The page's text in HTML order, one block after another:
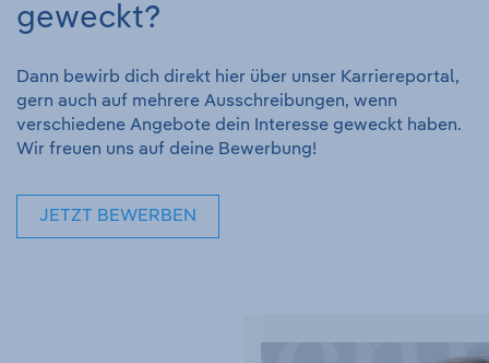
geweckt?
Dann bewirb dich direkt hier über unser Karriereportal,
gern auch auf mehrere Ausschreibungen, wenn
verschiedene Angebote dein Interesse geweckt haben.
Wir freuen uns auf deine Bewerbung!
JETZT BEWERBEN